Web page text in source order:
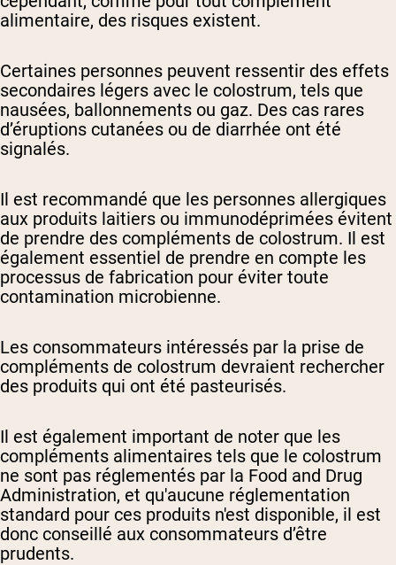
alimentaire, des risques existent.
Certaines personnes peuvent ressentir des effets
secondaires légers avec le colostrum, tels que
nausées, ballonnements ou gaz. Des cas rares
d’éruptions cutanées ou de diarrhée ont été
signalés.
Il est recommandé que les personnes allergiques
aux produits laitiers ou immunodéprimées évitent
de prendre des compléments de colostrum. Il est
également essentiel de prendre en compte les
processus de fabrication pour éviter toute
contamination microbienne.
Les consommateurs intéressés par la prise de
compléments de colostrum devraient rechercher
des produits qui ont été pasteurisés.
Il est également important de noter que les
compléments alimentaires tels que le colostrum
ne sont pas réglementés par la Food and Drug
Administration, et qu'aucune réglementation
standard pour ces produits n'est disponible, il est
donc conseillé aux consommateurs d’être
prudents.